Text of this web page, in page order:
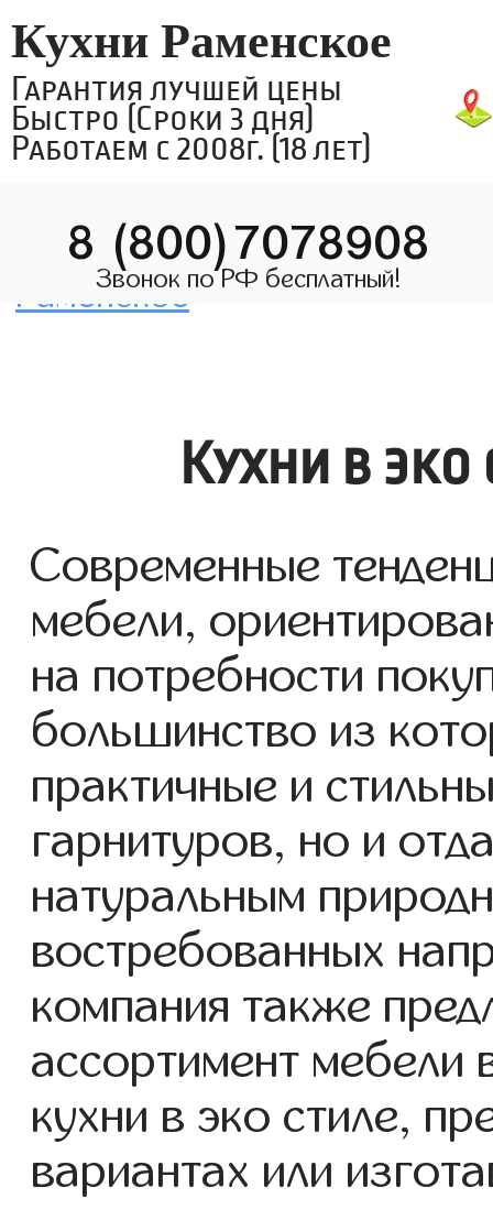
Кухни Раменское
Гарантия лучшей цены
Быстро (Сроки 3 дня)
Работаем с 2008г. (18 лет)
8 (800)7078908
Звонок по РФ бесплатный!
Кухни в
Современные
мебели,
на потребности
большинство из
практичные и
гарнитуров, но и
натуральным
востребованных
компания также
ассортимент мебели
кухни в эко стиле,
вариантах или